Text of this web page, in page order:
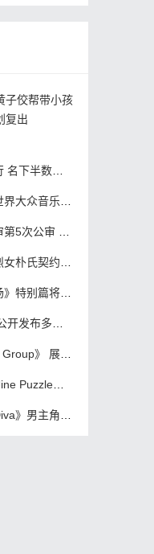
子佼帮带小孩
复出
企业已注销
“股票富翁”3位
杨贤硕真心道歉
传》与李世荣搭档
摄 制作上出了问题
侮辱诽谤博文
华丽的动作演技
角 合作孙锡久
合作演员朴恩斌